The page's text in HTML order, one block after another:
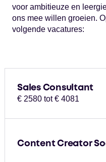
voor ambitieuze en
ons mee willen groeien.
volgende vacatures:
Sales Consultant
€ 2580 tot € 4081
Content Creator